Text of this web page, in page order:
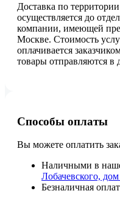
Доставка по
осуществляется до
компании, имеющей
Москве. Стоимость
оплачивается
товары отправляются в
Способы оплаты
Вы можете оплатить
Наличными в
Лобачевского,
Безналичная